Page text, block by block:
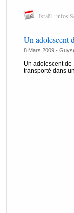
Israël : infos
Un adolescent
8 Mars 2009 -
Un adolescent
transporté dans